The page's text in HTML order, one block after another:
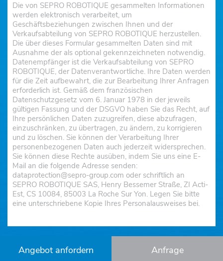
Die von SEPRO ROBOTIQUE gesammelten Informationen
werden elektronisch verarbeitet, um
Geschäftsbeziehungen zwischen Ihnen und der
Verkaufsabteilung von SEPRO ROBOTIQUE herzustellen.
Die über dieses Formular gesammelten Daten sind mit
Ausnahme der als optional gekennzeichneten notwendig.
Datenempfänger ist die Verkaufsabteilung von SEPRO
ROBOTIQUE, der Datenverantwortliche. Ihre Daten werden
für die Zeit aufbewahrt, die zur Bearbeitung Ihrer Anfragen
erforderlich ist. Gemäß dem französischen
Datenschutzgesetz vom 6. Januar 1978 in der jeweils
gültigen Fassung und der DSGVO haben Sie das Recht, auf
Ihre persönlichen Daten zuzugreifen, diese abzufragen,
einzuschränken, zu übertragen, zu ändern, zu korrigieren
und zu löschen. Sie können der Verarbeitung Ihrer
personenbezogenen Daten auch jederzeit widersprechen.
Sie können diese Rechte ausüben, indem Sie uns eine E-
Mail an die folgende Adresse senden:
dataprotection@sepro-group.com oder schriftlich an
SEPRO ROBOTIQUE SAS, Henry Bessemer Straße, ZI Acti-
Est, CS 10084, 85003 La Roche Sur Yon. Legen Sie bitte
eine unterschriebene Kopie Ihres Personalausweises bei.
Angebot anfordern Anfrage